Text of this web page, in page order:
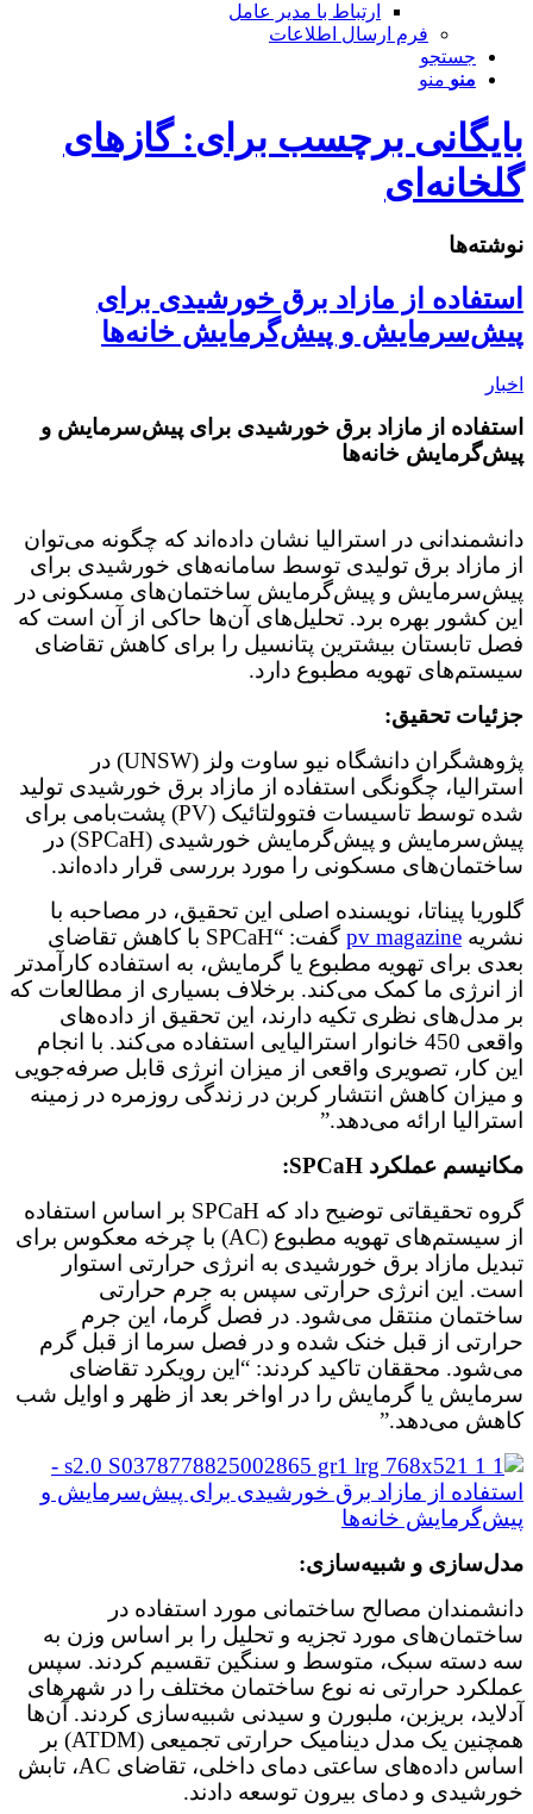
ارتباط با مدیر عامل
فرم ارسال اطلاعات
جستجو
منو منو
بایگانی برچسب برای: گازهای
گلخانه‌ای
نوشته‌ها
استفاده از مازاد برق خورشیدی برای
پیش‌سرمایش و پیش‌گرمایش خانه‌ها
اخبار
استفاده از مازاد برق خورشیدی برای پیش‌سرمایش و
پیش‌گرمایش خانه‌ها
دانشمندانی در استرالیا نشان داده‌اند که چگونه می‌توان
از مازاد برق تولیدی توسط سامانه‌های خورشیدی برای
پیش‌سرمایش و پیش‌گرمایش ساختمان‌های مسکونی در
این کشور بهره برد. تحلیل‌های آن‌ها حاکی از آن است که
فصل تابستان بیشترین پتانسیل را برای کاهش تقاضای
سیستم‌های تهویه مطبوع دارد.
جزئیات تحقیق:
پژوهشگران دانشگاه نیو ساوت ولز (UNSW) در
استرالیا، چگونگی استفاده از مازاد برق خورشیدی تولید
شده توسط تاسیسات فتوولتائیک (PV) پشت‌بامی برای
پیش‌سرمایش و پیش‌گرمایش خورشیدی (SPCaH) در
ساختمان‌های مسکونی را مورد بررسی قرار داده‌اند.
گلوریا پیناتا، نویسنده اصلی این تحقیق، در مصاحبه با
نشریه pv magazine
گفت: “SPCaH با کاهش تقاضای
بعدی برای تهویه مطبوع یا گرمایش، به استفاده کارآمدتر
از انرژی ما کمک می‌کند. برخلاف بسیاری از مطالعات که
بر مدل‌های نظری تکیه دارند، این تحقیق از داده‌های
واقعی 450 خانوار استرالیایی استفاده می‌کند. با انجام
این کار، تصویری واقعی از میزان انرژی قابل صرفه‌جویی
و میزان کاهش انتشار کربن در زندگی روزمره در زمینه
استرالیا ارائه می‌دهد.”
مکانیسم عملکرد SPCaH:
گروه تحقیقاتی توضیح داد که SPCaH بر اساس استفاده
از سیستم‌های تهویه مطبوع (AC) با چرخه معکوس برای
تبدیل مازاد برق خورشیدی به انرژی حرارتی استوار
است. این انرژی حرارتی سپس به جرم حرارتی
ساختمان منتقل می‌شود. در فصل گرما، این جرم
حرارتی از قبل خنک شده و در فصل سرما از قبل گرم
می‌شود. محققان تاکید کردند: “این رویکرد تقاضای
سرمایش یا گرمایش را در اواخر بعد از ظهر و اوایل شب
کاهش می‌دهد.”
مدل‌سازی و شبیه‌سازی:
دانشمندان مصالح ساختمانی مورد استفاده در
ساختمان‌های مورد تجزیه و تحلیل را بر اساس وزن به
سه دسته سبک، متوسط و سنگین تقسیم کردند. سپس
عملکرد حرارتی نه نوع ساختمان مختلف را در شهرهای
آدلاید، بریزبن، ملبورن و سیدنی شبیه‌سازی کردند. آن‌ها
همچنین یک مدل دینامیک حرارتی تجمیعی (ATDM) بر
اساس داده‌های ساعتی دمای داخلی، تقاضای AC، تابش
خورشیدی و دمای بیرون توسعه دادند.